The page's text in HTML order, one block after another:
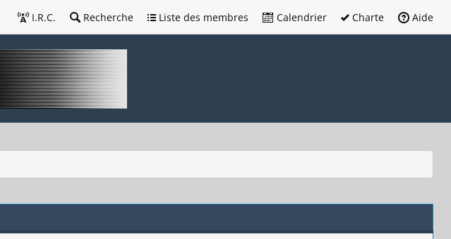
I.R.C. Recherche Liste des membres Calendrier Charte Aide